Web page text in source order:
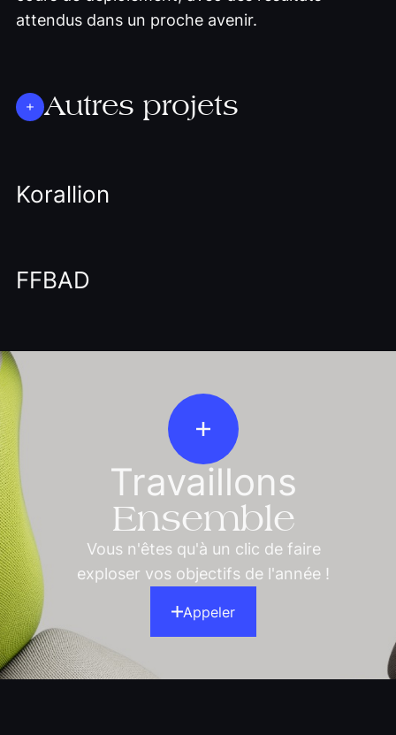
attendus dans un proche avenir.
Autres projets
Korallion
FFBAD
Travaillons
Ensemble
Vous n'êtes qu'à un clic de faire
exploser vos objectifs de l'année !
Appeler